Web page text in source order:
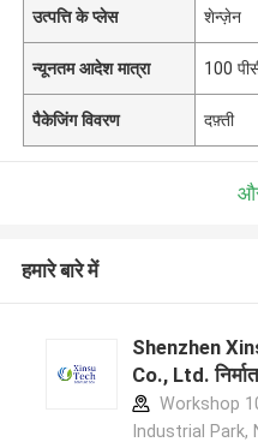
उत्पत्ति के प्लेस शेन्ज़ेन
न्यूनतम आदेश मात्रा 100
पैकेजिंग विवरण दफ़्ती
हमारे बारे में
Shenzhen
Co., Ltd.
Workshop
Industrial Park,